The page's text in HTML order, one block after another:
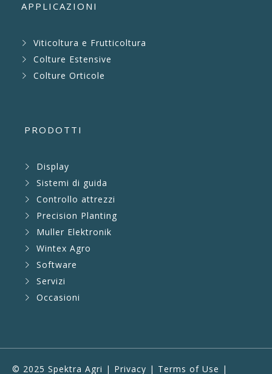
APPLICAZIONI
Viticoltura e Frutticoltura
Colture Estensive
Colture Orticole
PRODOTTI
Display
Sistemi di guida
Controllo attrezzi
Precision Planting
Muller Elektronik
Wintex Agro
Software
Servizi
Occasioni
© 2025 Spektra Agri | Privacy | Terms of Use |